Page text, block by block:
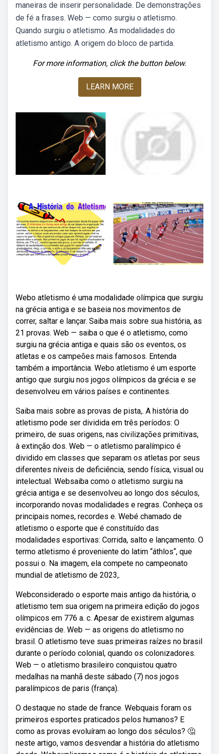
maneiras de inserir personalidade. De demonstrações
de fé a frases. Web — como surgiu o atletismo.
Quando surgiu o atletismo. As modalidades do
atletismo antigo. A origem do bloco de partida.
For more information, click the button below.
LEARN MORE
Webo atletismo é uma modalidade olímpica que surgiu
na grécia antiga e se baseia nos movimentos de
correr, saltar e lançar. Saiba mais sobre sua história, as
21 provas. Web — saiba o que é o atletismo, como
surgiu na grécia antiga e quais são os eventos, os
atletas e os campeões mais famosos. Entenda
também a importância. Webo atletismo é um esporte
antigo que surgiu nos jogos olímpicos da grécia e se
desenvolveu em vários países e continentes.
Saiba mais sobre as provas de pista,. A história do
atletismo pode ser dividida em três períodos: O
primeiro, de suas origens, nas civilizações primitivas,
à extinção dos. Web — o atletismo paralímpico é
dividido em classes que separam os atletas por seus
diferentes níveis de deficiência, sendo física, visual ou
intelectual. Websaiba como o atletismo surgiu na
grécia antiga e se desenvolveu ao longo dos séculos,
incorporando novas modalidades e regras. Conheça os
principais nomes, recordes e. Webé chamado de
atletismo o esporte que é constituído das
modalidades esportivas: Corrida, salto e lançamento. O
termo atletismo é proveniente do latim “áthlos“, que
possui o. Na imagem, ela compete no campeonato
mundial de atletismo de 2023,.
Webconsiderado o esporte mais antigo da história, o
atletismo tem sua origem na primeira edição do jogos
olímpicos em 776 a. c. Apesar de existirem algumas
evidências de. Web — as origens do atletismo no
brasil. O atletismo teve suas primeiras raízes no brasil
durante o período colonial, quando os colonizadores.
Web — o atletismo brasileiro conquistou quatro
medalhas na manhã deste sábado (7) nos jogos
paralímpicos de paris (frança).
O destaque no stade de france. Webquais foram os
primeiros esportes praticados pelos humanos? E
como as provas evoluíram ao longo dos séculos? 🤔
neste artigo, vamos desvendar a história do atletismo